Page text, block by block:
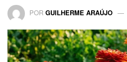
POR GUILHERME ARAÚJO